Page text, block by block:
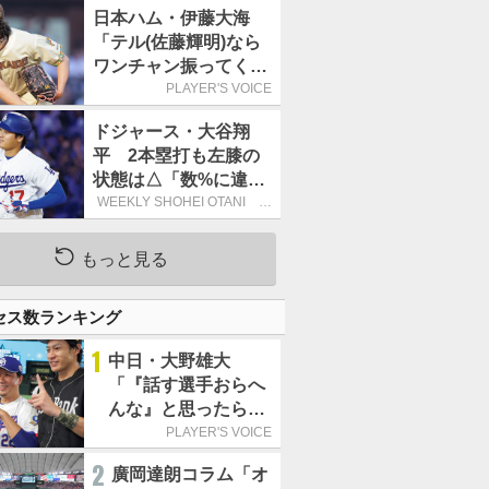
日本ハム・伊藤大海
「テル(佐藤輝明)なら
ワンチャン振ってくれ
るかなと思って超スロ
た」／魔球
PLAYER'S VOICE
ドジャース・大谷翔
平 2本塁打も左膝の
状態は△「数%に違和
感があるなら、まだ休
針」
WEEKLY SHOHEI OTANI 二
刀流で呼び込む3連覇
もっと見る
ス数ランキング
1 中日・大野雄大
「『話す選手おらへ
んな』と思ったら坂
本勇人が来た！」／
PLAYER'S VOICE
2 廣岡達朗コラム「オ